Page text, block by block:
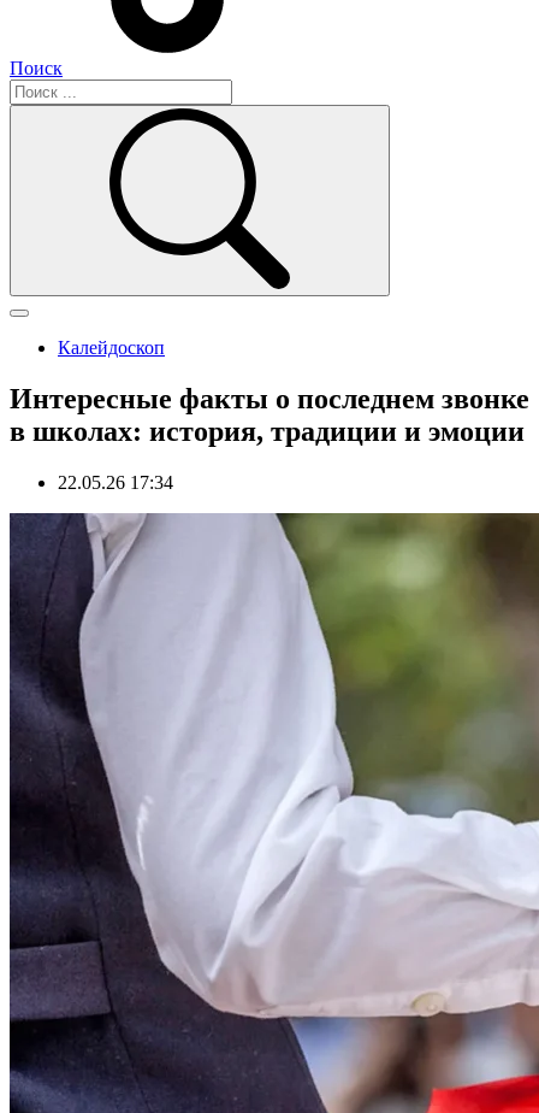
Поиск
Калейдоскоп
Интересные факты о последнем звонке
в школах: история, традиции и эмоции
22.05.26 17:34